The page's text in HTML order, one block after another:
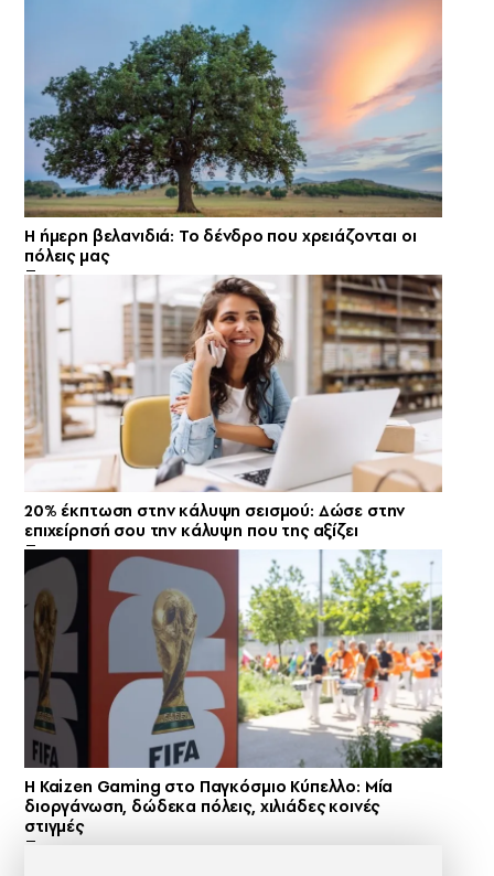
Η ήμερη βελανιδιά: Το δένδρο που χρειάζονται οι
πόλεις μας
20% έκπτωση στην κάλυψη σεισμού: Δώσε στην
επιχείρησή σου την κάλυψη που της αξίζει
H Kaizen Gaming στο Παγκόσμιο Kύπελλο: Μία
διοργάνωση, δώδεκα πόλεις, χιλιάδες κοινές
στιγμές